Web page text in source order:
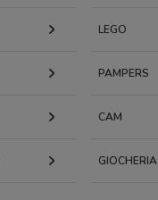
LEGO
PAMPERS
CAM
GIOCHERIA